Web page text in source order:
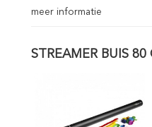
meer informatie
STREAMER BUIS 80